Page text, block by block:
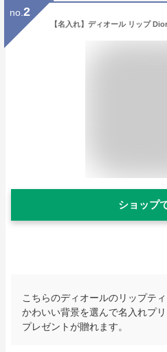
no. 2
ショップ
こちらのディオールのリップテ
かわいい背景を選んで名入れプ
プレゼントが贈れます。